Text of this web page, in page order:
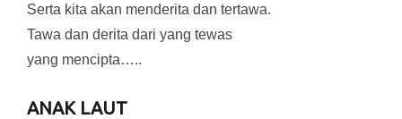
Serta kita akan menderita dan tertawa.
Tawa dan derita dari yang tewas
yang mencipta…..
ANAK LAUT